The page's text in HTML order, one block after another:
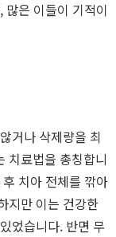
은 이들이 기적이
거나 삭제량을 최
치료법을 총칭합니
치아 전체를 깎아
지만 이는 건강한
었습니다. 반면 무